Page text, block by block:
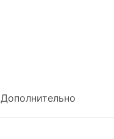
Дополнительно